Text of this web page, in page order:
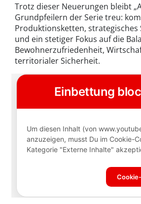
Trotz dieser Neuerungen bleibt
Grundpfeilern der Serie treu:
Produktionsketten, strategisches
und ein stetiger Fokus auf die
Bewohnerzufriedenheit,
territorialer Sicherheit.